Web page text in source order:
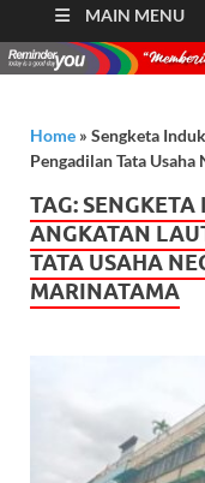
MAIN MENU
Home » Sengketa
Pengadilan Tata
TAG: SENGKETA
ANGKATAN
TATA USAHA
MARINATAMA